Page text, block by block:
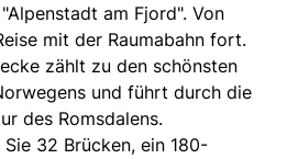
am Fjord". Von
mit der Raumabahn fort.
zählt zu den schönsten
und führt durch die
des Romsdalens.
32 Brücken, ein 180-